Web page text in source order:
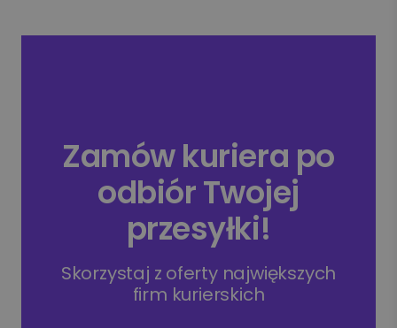
Zamów kuriera po
odbiór Twojej
przesyłki!
Skorzystaj z oferty największych
firm kurierskich